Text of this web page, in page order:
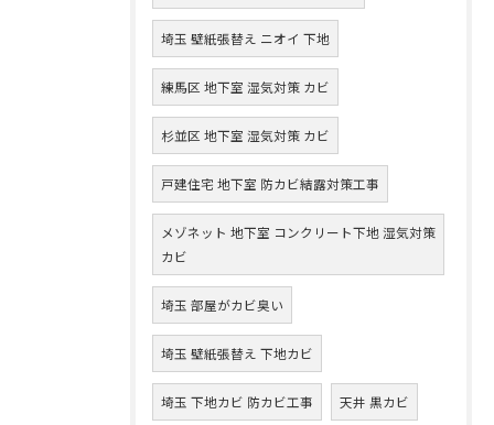
埼玉 壁紙張替え ニオイ 下地
練馬区 地下室 湿気対策 カビ
杉並区 地下室 湿気対策 カビ
戸建住宅 地下室 防カビ結露対策工事
メゾネット 地下室 コンクリート下地 湿気対策
カビ
埼玉 部屋がカビ臭い
埼玉 壁紙張替え 下地カビ
埼玉 下地カビ 防カビ工事 天井 黒カビ